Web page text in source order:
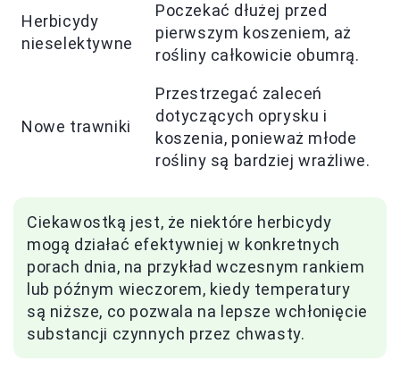
Herbicydy
nieselektywne
Poczekać dłużej przed
pierwszym koszeniem, aż
rośliny całkowicie obumrą.
Nowe trawniki
Przestrzegać zaleceń
dotyczących oprysku i
koszenia, ponieważ młode
rośliny są bardziej wrażliwe.
Ciekawostką jest, że niektóre herbicydy
mogą działać efektywniej w konkretnych
porach dnia, na przykład wczesnym rankiem
lub późnym wieczorem, kiedy temperatury
są niższe, co pozwala na lepsze wchłonięcie
substancji czynnych przez chwasty.